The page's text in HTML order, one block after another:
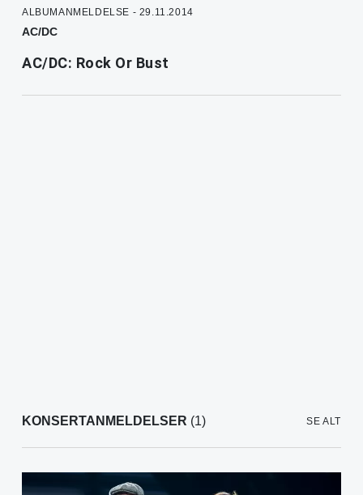
ALBUMANMELDELSE - 29.11.2014
AC/DC
AC/DC: Rock Or Bust
KONSERTANMELDELSER (1) SE ALT